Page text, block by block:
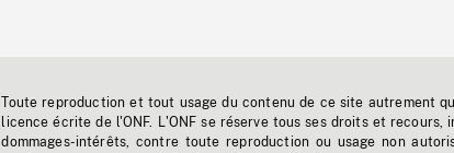
Toute reproduction et tout usage du contenu de ce site autrement
licence écrite de l'ONF. L'ONF se réserve tous ses droits et
dommages-intérêts, contre toute reproduction ou usage non